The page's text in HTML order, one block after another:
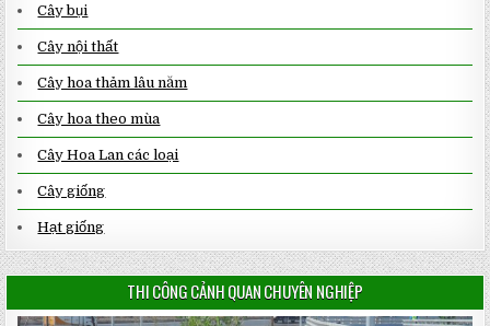
Cây bụi
Cây nội thất
Cây hoa thảm lâu năm
Cây hoa theo mùa
Cây Hoa Lan các loại
Cây giống
Hạt giống
THI CÔNG CẢNH QUAN CHUYÊN NGHIỆP